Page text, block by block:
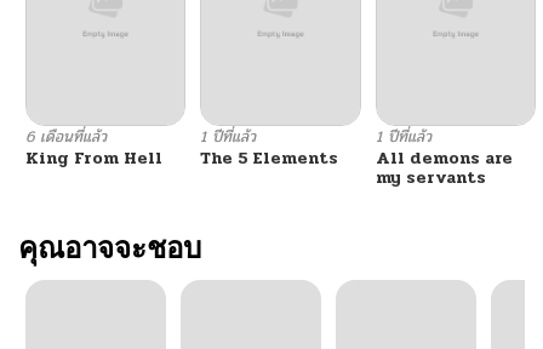
6 เดือนที่แล้ว
King From Hell
1 ปีที่แล้ว
The 5 Elements
1 ปีที่แล้ว
All demons are
my servants
คุณอาจจะชอบ